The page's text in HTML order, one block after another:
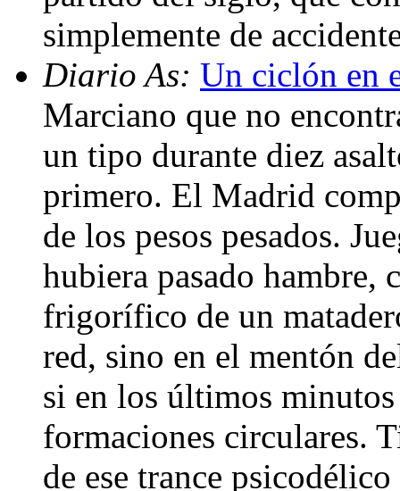
simplemente de
Diario As: Un ciclón en
Marciano que no
un tipo durante diez
primero. El Madrid
de los pesos pesados.
hubiera pasado hambre,
frigorífico de un
red, sino en el mentón
si en los últimos
formaciones circulares.
de ese trance